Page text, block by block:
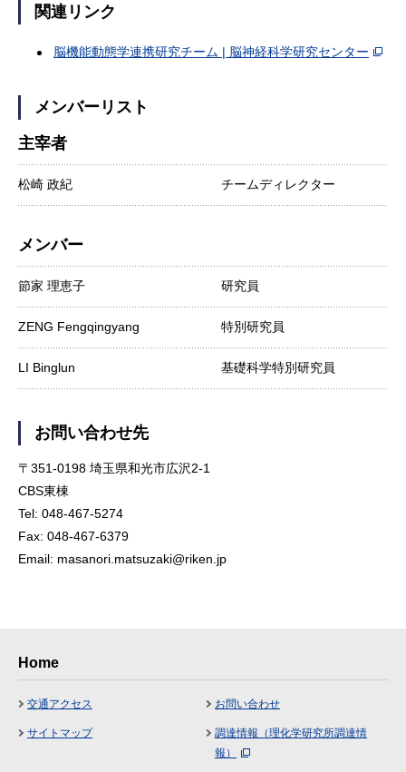
関連リンク
脳機能動態学連携研究チーム | 脳神経科学研究センター
メンバーリスト
主宰者
松崎 政紀 チームディレクター
メンバー
節家 理恵子 研究員
ZENG Fengqingyang 特別研究員
LI Binglun 基礎科学特別研究員
お問い合わせ先
〒351-0198 埼玉県和光市広沢2-1
CBS東棟
Tel: 048-467-5274
Fax: 048-467-6379
Email: masanori.matsuzaki@riken.jp
Home
交通アクセス お問い合わせ
サイトマップ
調達情報（理化学研究所調達情
報）